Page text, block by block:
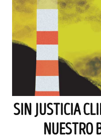
SIN JUSTICIA
NUESTRO